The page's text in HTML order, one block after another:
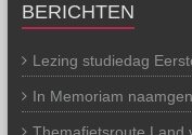
BERICHTEN
Lezing studiedag
In Memoriam